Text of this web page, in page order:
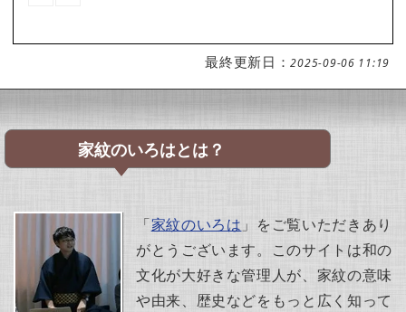
最終更新日：2025-09-06 11:19
家紋のいろはとは？
「家紋のいろは」をご覧いただきあり
がとうございます。このサイトは和の
文化が大好きな管理人が、家紋の意味
や由来、歴史などをもっと広く知って